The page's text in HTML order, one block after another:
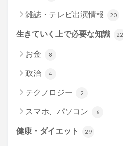
雑誌・テレビ出演情報 20
生きていく上で必要な知識 22
お金 8
政治 4
テクノロジー 2
スマホ、パソコン 6
健康・ダイエット 29